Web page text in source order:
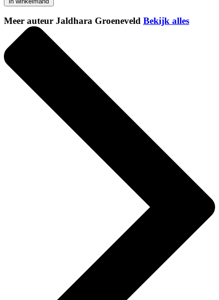
Meer auteur Jaldhara Groeneveld Bekijk alles